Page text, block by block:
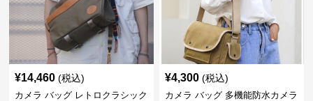
¥14,460 (税込)
カメラ バッグ レトロクラシック
¥4,300 (税込)
カメラ バッグ 多機能防水カメラ